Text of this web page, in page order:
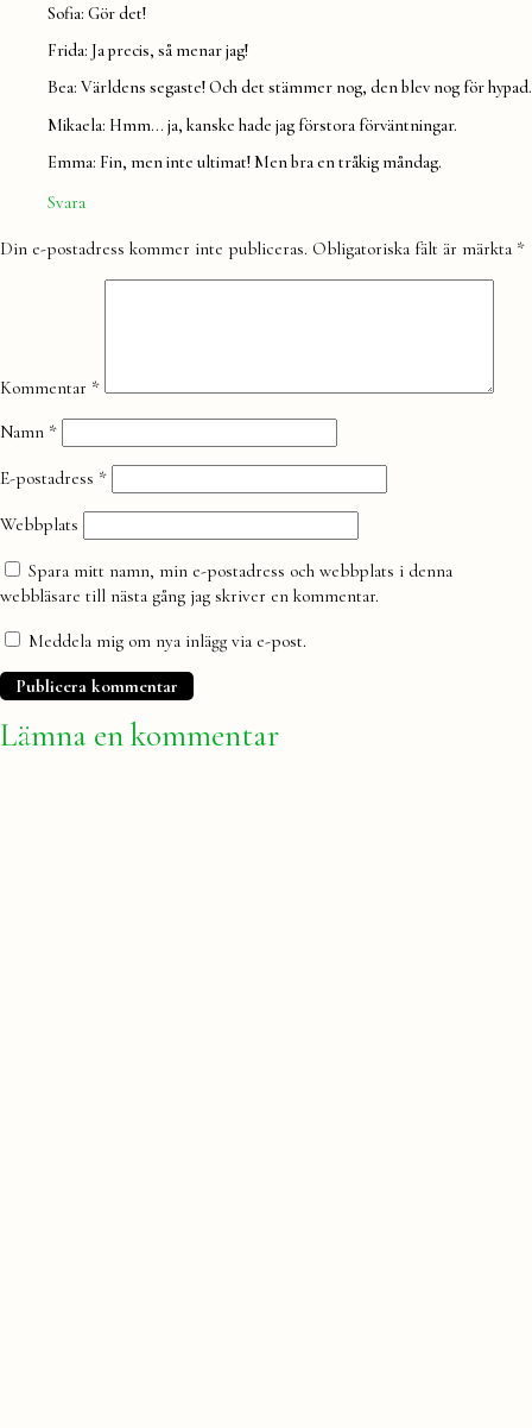
Sofia: Gör det!
Frida: Ja precis, så menar jag!
Bea: Världens segaste! Och det stämmer nog, den blev nog för hypad.
Mikaela: Hmm… ja, kanske hade jag förstora förväntningar.
Emma: Fin, men inte ultimat! Men bra en tråkig måndag.
Svara
Lämna
Din e-postadress kommer inte publiceras. Obligatoriska fält är märkta *
Kommentar *
Namn *
E-postadress *
Webbplats
Spara mitt namn, min e-postadress och webbplats i denna
webbläsare till nästa gång jag skriver en kommentar.
Meddela mig om nya inlägg via e-post.
Lämna en kommentar